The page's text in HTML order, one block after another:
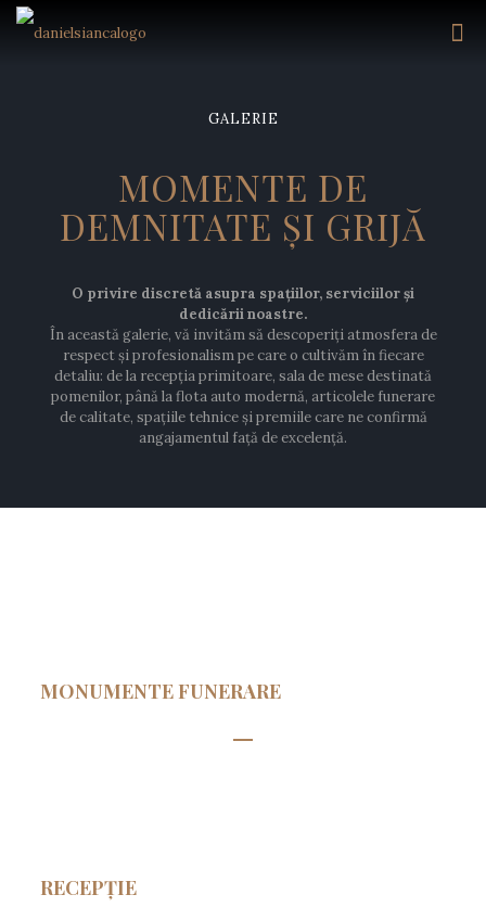
GALERIE
MOMENTE DE
DEMNITATE ȘI GRIJĂ
O privire discretă asupra spațiilor, serviciilor și
dedicării noastre.
În această galerie, vă invităm să descoperiți atmosfera de
respect și profesionalism pe care o cultivăm în fiecare
detaliu: de la recepția primitoare, sala de mese destinată
pomenilor, până la flota auto modernă, articolele funerare
de calitate, spațiile tehnice și premiile care ne confirmă
angajamentul față de excelență.
MONUMENTE FUNERARE
RECEPȚIE